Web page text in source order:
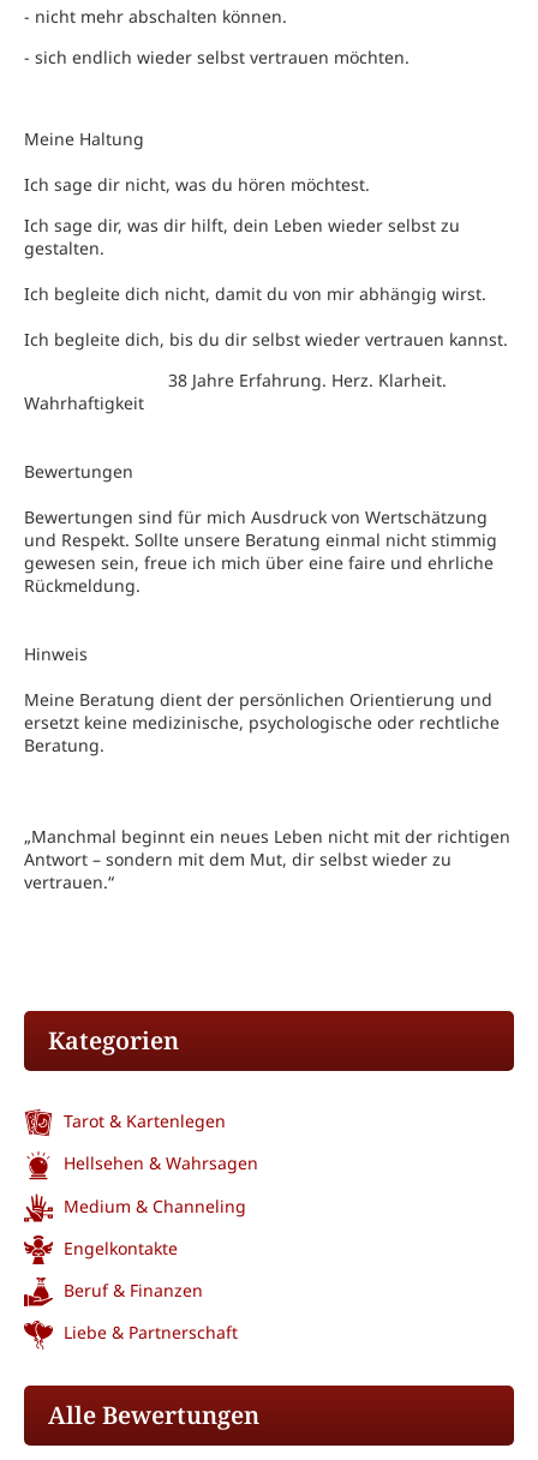
- nicht mehr abschalten können.
- sich endlich wieder selbst vertrauen möchten.
Meine Haltung
Ich sage dir nicht, was du hören möchtest.
Ich sage dir, was dir hilft, dein Leben wieder selbst zu
gestalten.
Ich begleite dich nicht, damit du von mir abhängig wirst.
Ich begleite dich, bis du dir selbst wieder vertrauen kannst.
38 Jahre Erfahrung. Herz. Klarheit.
Wahrhaftigkeit
Bewertungen
Bewertungen sind für mich Ausdruck von Wertschätzung
und Respekt. Sollte unsere Beratung einmal nicht stimmig
gewesen sein, freue ich mich über eine faire und ehrliche
Rückmeldung.
Hinweis
Meine Beratung dient der persönlichen Orientierung und
ersetzt keine medizinische, psychologische oder rechtliche
Beratung.
„Manchmal beginnt ein neues Leben nicht mit der richtigen
Antwort – sondern mit dem Mut, dir selbst wieder zu
vertrauen.“
Kategorien
Tarot & Kartenlegen
Hellsehen & Wahrsagen
Medium & Channeling
Engelkontakte
Beruf & Finanzen
Liebe & Partnerschaft
Alle Bewertungen